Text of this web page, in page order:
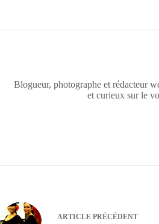
Blogueur, photographe et rédacteur
et curieux sur le
ARTICLE PRÉCÉDENT